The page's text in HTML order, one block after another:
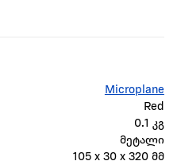
Microplane
Red
0.1 კგ
მეტალი
105 x 30 x 320 მმ